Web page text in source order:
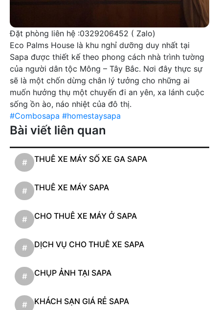
Đặt phòng liên hệ :0329206452 ( Zalo)
Eco Palms House là khu nghỉ dưỡng duy nhất tại
Sapa được thiết kế theo phong cách nhà trình tường
của người dân tộc Mông – Tây Bắc. Nơi đây thực sự
sẽ là một chốn dừng chân lý tưởng cho những ai
muốn hưởng thụ một chuyến đi an yên, xa lánh cuộc
sống ồn ào, náo nhiệt của đô thị.
#Combosapa #homestaysapa
Bài viết liên quan
# THUÊ XE MÁY SỐ XE GA SAPA
# THUÊ XE MÁY SAPA
# CHO THUÊ XE MÁY Ở SAPA
# DỊCH VỤ CHO THUÊ XE SAPA
# CHỤP ẢNH TẠI SAPA
# KHÁCH SẠN GIÁ RẺ SAPA